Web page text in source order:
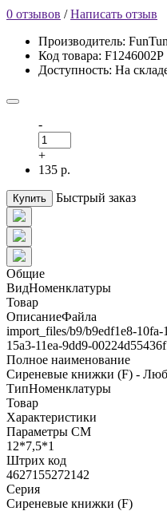
0 отзывов /Написать отзыв
Производитель: FunTun
Код товара: F1246002Р
Доступность: На
-
+
135 р.
Купить Быстрый заказ
Общие
ВидНоменклатуры
Товар
ОписаниеФайла
import_files/b9/b9edf1e8-
15a3-11ea-9dd9-
Полное наименование
Сиреневые книжки (F) -
ТипНоменклатуры
Товар
Характеристики
Параметры СМ
12*7,5*1
Штрих код
4627155272142
Серия
Сиреневые книжки (F)